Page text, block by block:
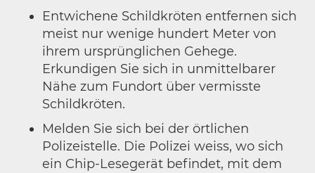
Entwichene Schildkröten entfernen sich
meist nur wenige hundert Meter von
ihrem ursprünglichen Gehege.
Erkundigen Sie sich in unmittelbarer
Nähe zum Fundort über vermisste
Schildkröten.
Melden Sie sich bei der örtlichen
Polizeistelle. Die Polizei weiss, wo sich
ein Chip-Lesegerät befindet, mit dem